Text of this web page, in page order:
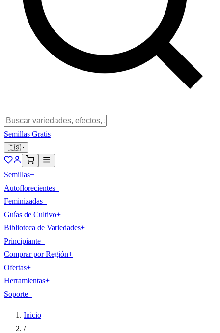
Semillas Gratis
🇪🇸
Semillas+
Autoflorecientes+
Feminizadas+
Guías de Cultivo+
Biblioteca de Variedades+
Principiante+
Comprar por Región+
Ofertas+
Herramientas+
Soporte+
Inicio
/